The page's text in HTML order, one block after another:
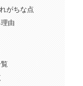
がちな点
由